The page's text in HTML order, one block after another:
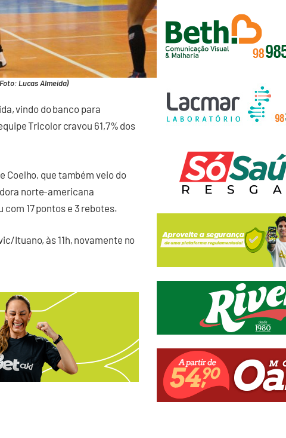
Lucas Almeida)
vindo do banco para
Tricolor cravou 61,7% dos
Coelho, que também veio do
norte-americana
17 pontos e 3 rebotes.
Ituano, às 11h, novamente no